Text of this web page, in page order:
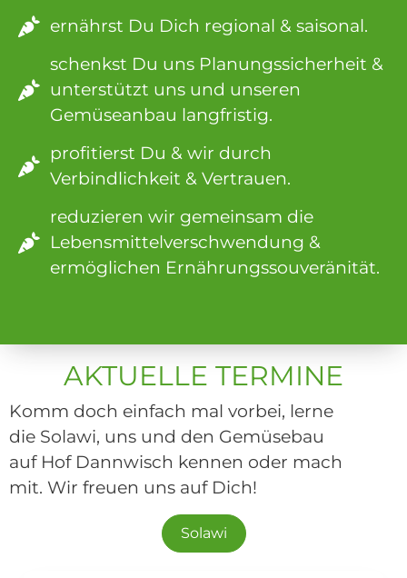
ernährst Du Dich regional & saisonal.
schenkst Du uns Planungssicherheit &
unterstützt uns und unseren
Gemüseanbau langfristig.
profitierst Du & wir durch
Verbindlichkeit & Vertrauen.
reduzieren wir gemeinsam die
Lebensmittelverschwendung &
ermöglichen Ernährungssouveränität.
AKTUELLE TERMINE
Komm doch einfach mal vorbei, lerne
die Solawi, uns und den Gemüsebau
auf Hof Dannwisch kennen oder mach
mit. Wir freuen uns auf Dich!
Solawi